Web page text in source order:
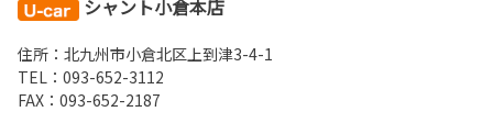
シャント小倉本店
住所：北九州市小倉北区上到津3-4-1
TEL： 093-652-3112
FAX：093-652-2187